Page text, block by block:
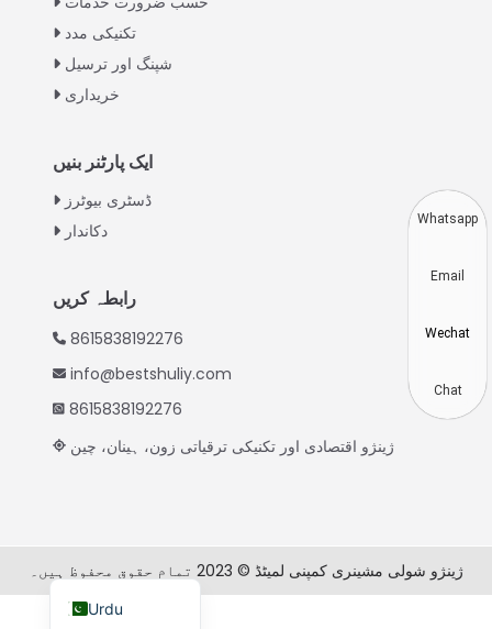
تکنیکی مدد
شپنگ اور ترسیل
خریداری
ایک پارٹنر بنیں
ڈسٹری بیوٹرز
دکاندار
رابطہ کریں
8615838192276
info@bestshuliy.com
8615838192276
ژینژو اقتصادی اور تکنیکی ترقیاتی زون، ہینان، چین
ژینژو شولی مشینری کمپنی لمیٹڈ © 2023 تمام حقوق محفوظ ہیں۔
Urdu
English
Japanese
Vietnamese
Indonesian
Turkish
Swahili
Whatsapp
Email
Wechat
Chat